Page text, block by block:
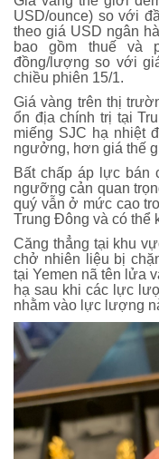
USD/ounce) so với
theo giá USD ngân
bao gồm thuế và
đồng/lượng so với
chiều phiên 15/1.
Giá vàng trên thị
ổn địa chính trị tại
miếng SJC hạ nhiệt
ngưởng, hơn giá thế
Bất chấp áp lực bán
ngưỡng cản quan
quý vẫn ở mức cao
Trung Đông và có thể
Căng thẳng tại khu
chở nhiên liệu bị
tại Yemen nã tên lửa
hạ sau khi các lực
nhằm vào lực lượng